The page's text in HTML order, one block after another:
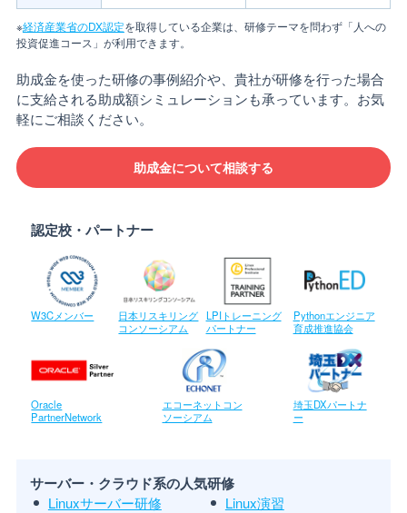
※経済産業省のDX認定を取得している企業は、研修テーマを問わず「人への
投資促進コース」が利用できます。
助成金を使った研修の事例紹介や、貴社が研修を行った場合
に支給される助成額シミュレーションも承っています。お気
軽にご相談ください。
助成金について相談する
認定校・パートナー
W3Cメンバー
日本リスキリング
コンソーシアム
LPIトレーニング
パートナー
Pythonエンジニア
育成推進協会
Oracle
PartnerNetwork
エコーネットコン
ソーシアム
埼玉DXパートナ
ー
サーバー・クラウド系の人気研修
Linuxサーバー研修
Linux演習